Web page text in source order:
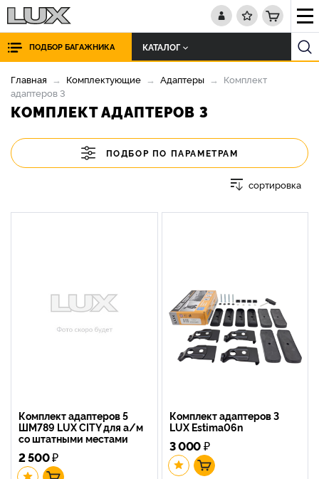
ПОДБОР БАГАЖНИКА КАТАЛОГ
Главная Комплектующие Адаптеры
Комплект
адаптеров 3
КОМПЛЕКТ АДАПТЕРОВ 3
ПОДБОР ПО ПАРАМЕТРАМ
сортировка
Комплект адаптеров 5
ШМ789 LUX CITY для а/м
со штатными местами
2 500₽
Комплект адаптеров 3
LUX Estima06n
3 000₽